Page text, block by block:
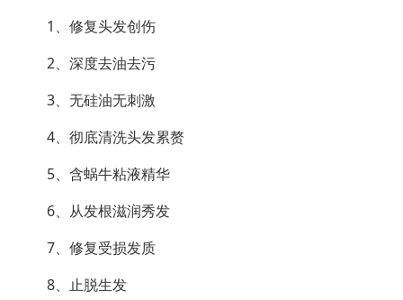
1、修复头发创伤
2、深度去油去污
3、无硅油无刺激
4、彻底清洗头发累赘
5、含蜗牛粘液精华
6、从发根滋润秀发
7、修复受损发质
8、止脱生发